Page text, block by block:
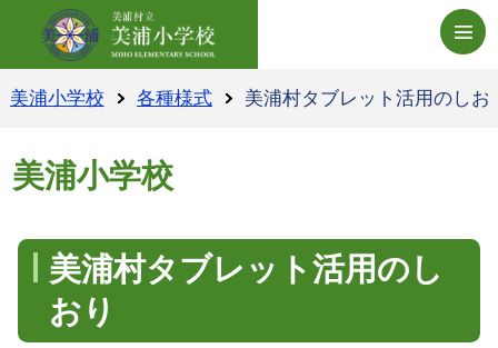
美浦小学校ホームペー
美浦小学校 各種様式 美浦村タブレット活用のしお
美浦小学校
美浦村タブレット活用のし
おり